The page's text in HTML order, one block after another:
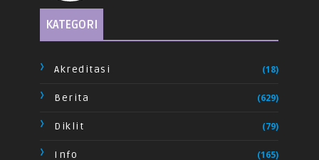
KATEGORI
Akreditasi (18)
Berita (629)
Diklit (79)
Info (165)